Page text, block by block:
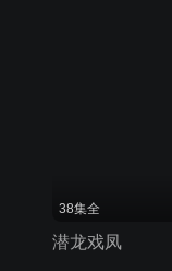
38集全
潜龙戏凤